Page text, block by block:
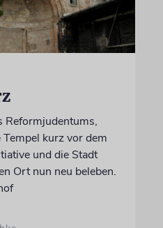
Reformjudentums,
kurz vor dem
und die Stadt
Ort nun neu beleben.